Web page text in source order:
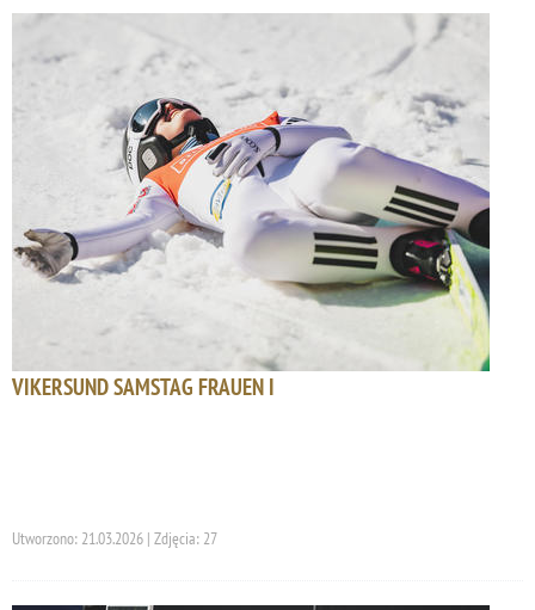
VIKERSUND SAMSTAG FRAUEN I
Utworzono: 21.03.2026 | Zdjęcia: 27